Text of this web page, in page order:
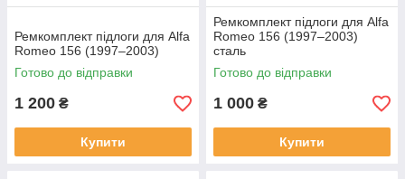
Ремкомплект підлоги для Alfa
Romeo 156 (1997–2003)
Готово до відправки
1 200 ₴
Купити
Ремкомплект підлоги для Alfa
Romeo 156 (1997–2003)
сталь
Готово до відправки
1 000 ₴
Купити